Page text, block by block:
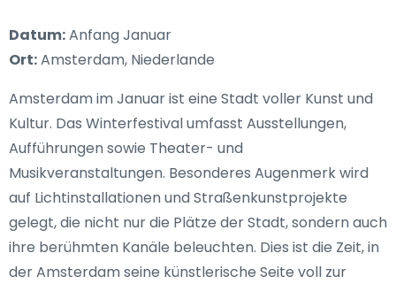
Datum:Anfang Januar
Ort:Amsterdam, Niederlande
Amsterdam im Januar ist eine Stadt voller Kunst und
Kultur. Das Winterfestival umfasst Ausstellungen,
Aufführungen sowie Theater- und
Musikveranstaltungen. Besonderes Augenmerk wird
auf Lichtinstallationen und Straßenkunstprojekte
gelegt, die nicht nur die Plätze der Stadt, sondern auch
ihre berühmten Kanäle beleuchten. Dies ist die Zeit, in
der Amsterdam seine künstlerische Seite voll zur